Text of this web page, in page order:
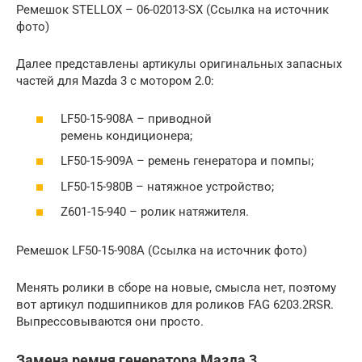
Ремешок STELLOX – 06-02013-SX (Ссылка на источник
фото)
Далее представлены артикулы оригинальных запасных
частей для Mazda 3 с мотором 2.0:
LF50-15-908A – приводной
ремень кондиционера;
LF50-15-909A – ремень генератора и помпы;
LF50-15-980B – натяжное устройство;
Z601-15-940 – ролик натяжителя.
Ремешок LF50-15-908A (Ссылка на источник фото)
Менять ролики в сборе на новые, смысла нет, поэтому
вот артикул подшипников для роликов FAG 6203.2RSR.
Выпрессовываются они просто.